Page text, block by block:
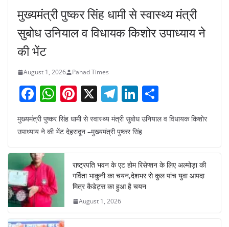
मुख्यमंत्री पुष्कर सिंह धामी से स्वास्थ्य मंत्री
सुबोध उनियाल व विधायक किशोर उपाध्याय ने
की भेंट
August 1, 2026 Pahad Times
F
a
c
b
o
o
k
W
h
at
A
p
p
Pi
nt
er
e
st
X T
el
e
gr
a
m
Li
n
k
dI
n
ar
मुख्यमंत्री पुष्कर सिंह धामी से स्वास्थ्य मंत्री सुबोध उनियाल व विधायक किशोर
उपाध्याय ने की भेंट देहरादून –मुख्यमंत्री पुष्कर सिंह
राष्ट्रपति भवन के एट होम रिसेप्शन के लिए अल्मोड़ा की
गर्विता भाकुनी का चयन,देशभर से कुल पांच युवा आपदा
मित्र कैडेट्स का हुआ है चयन
August 1, 2026